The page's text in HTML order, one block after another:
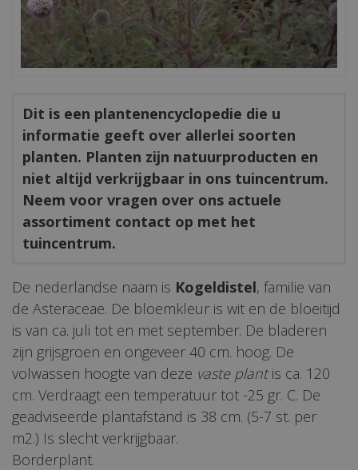
Dit is een plantenencyclopedie die u
informatie geeft over allerlei soorten
planten. Planten zijn natuurproducten en
niet altijd verkrijgbaar in ons tuincentrum.
Neem voor vragen over ons actuele
assortiment contact op met het
tuincentrum.
De nederlandse naam is Kogeldistel, familie van
de Asteraceae. De bloemkleur is wit en de bloeitijd
is van ca. juli tot en met september. De bladeren
zijn grijsgroen en ongeveer 40 cm. hoog. De
volwassen hoogte van deze vaste plantis ca. 120
cm. Verdraagt een temperatuur tot -25 gr. C. De
geadviseerde plantafstand is 38 cm. (5-7 st. per
m2.) Is slecht verkrijgbaar.
Borderplant.